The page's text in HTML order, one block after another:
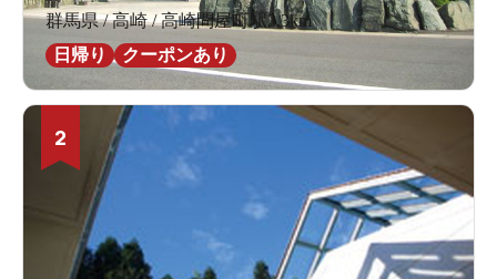
群馬県 / 高崎 / 高崎問屋町駅3.3km
日帰り
クーポンあり
2